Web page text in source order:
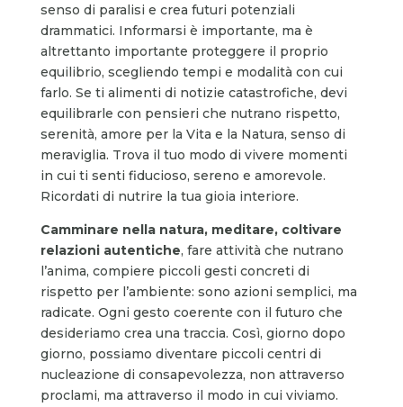
senso di paralisi e crea futuri potenziali
drammatici. Informarsi è importante, ma è
altrettanto importante proteggere il proprio
equilibrio, scegliendo tempi e modalità con cui
farlo. Se ti alimenti di notizie catastrofiche, devi
equilibrarle con pensieri che nutrano rispetto,
serenità, amore per la Vita e la Natura, senso di
meraviglia. Trova il tuo modo di vivere momenti
in cui ti senti fiducioso, sereno e amorevole.
Ricordati di nutrire la tua gioia interiore.
Camminare nella natura, meditare, coltivare
relazioni autentiche, fare attività che nutrano
l’anima, compiere piccoli gesti concreti di
rispetto per l’ambiente: sono azioni semplici, ma
radicate. Ogni gesto coerente con il futuro che
desideriamo crea una traccia. Così, giorno dopo
giorno, possiamo diventare piccoli centri di
nucleazione di consapevolezza, non attraverso
proclami, ma attraverso il modo in cui viviamo.